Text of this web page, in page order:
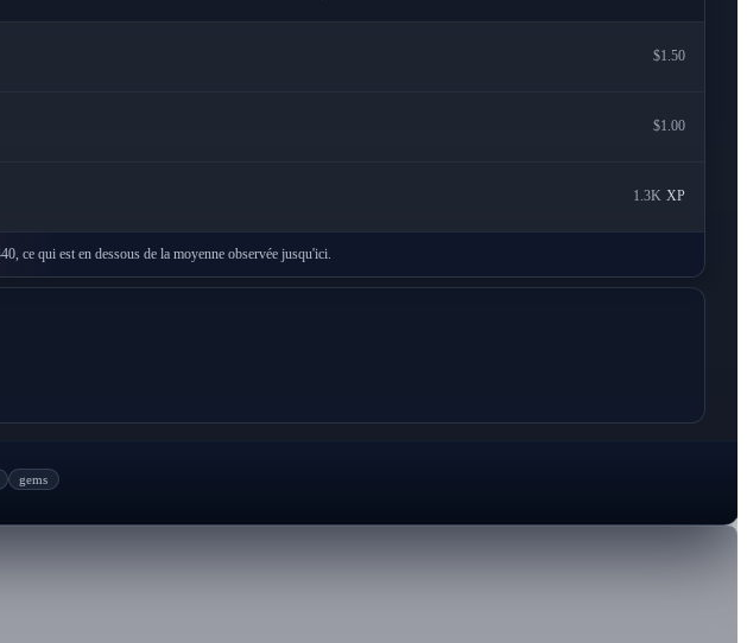
$1.50
$1.00
1.3K XP
ce qui est en dessous de la moyenne observée jusqu'ici.
gems